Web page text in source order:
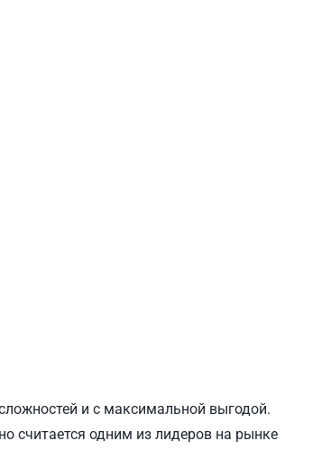
и с максимальной выгодой.
считается одним из лидеров на рынке